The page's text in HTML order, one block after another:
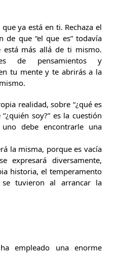
ya está en ti. Rechaza el
que “el que es” todavía
más allá de ti mismo.
de pensamientos y
tu mente y te abrirás a la
realidad, sobre “¿qué es
soy?” es la cuestión
debe encontrarle una
la misma, porque es vacía
expresará diversamente,
historia, el temperamento
tuvieron al arrancar la
empleado una enorme